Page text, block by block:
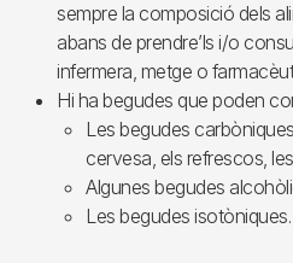
sempre la composició dels
abans de prendre’ls i/o
infermera, metge o
Hi ha begudes que poden
Les begudes
cervesa, els refrescos,
Algunes begudes
Les begudes isotòniques.